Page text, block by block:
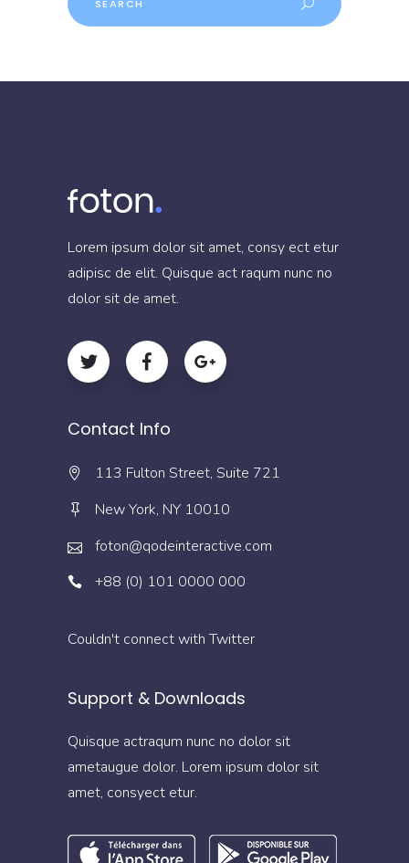
Lorem ipsum dolor sit amet, consy ect etur
adipisc de elit. Quisque act raqum nunc no
dolor sit de amet.
Contact Info
113 Fulton Street, Suite 721
New York, NY 10010
foton@qodeinteractive.com
+88 (0) 101 0000 000
Couldn't connect with Twitter
Support & Downloads
Quisque actraqum nunc no dolor sit
ametaugue dolor. Lorem ipsum dolor sit
amet, consyect etur.